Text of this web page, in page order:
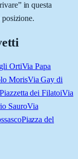
in questa
OrtiVia Papa
MorisVia Gay di
dei FilatoiVia
SauroVia
Piazza del